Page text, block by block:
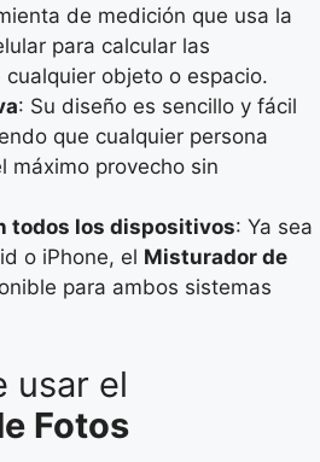
de medición que usa la
para calcular las
objeto o espacio.
: Su diseño es sencillo y fácil
que cualquier persona
máximo provecho sin
todos los dispositivos: Ya sea
o iPhone, el Misturador de
para ambos sistemas
usar el
Fotos